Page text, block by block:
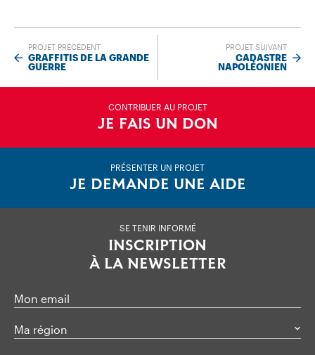
PROJET PRÉCÉDENT
GRAFFITIS DE LA GRANDE
GUERRE
PROJET SUIVANT
CADASTRE
NAPOLÉONIEN
CONTRIBUER AU PROJET
JE FAIS UN DON
PRÉSENTER UN PROJET
JE DEMANDE UNE AIDE
SE TENIR INFORMÉ
INSCRIPTION
À LA NEWSLETTER
Mon email
Ma région